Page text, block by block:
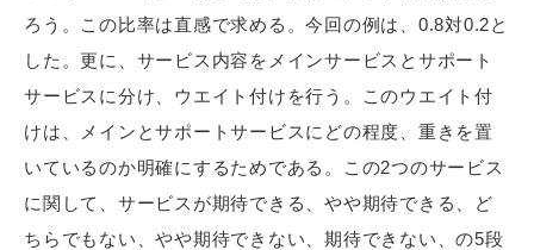
ろう。この比率は直感で求める。今回の例は、0.8対0.2と
した。更に、サービス内容をメインサービスとサポート
サービスに分け、ウエイト付けを行う。このウエイト付
けは、メインとサポートサービスにどの程度、重きを置
いているのか明確にするためである。この2つのサービス
に関して、サービスが期待できる、やや期待できる、ど
ちらでもない、やや期待できない、期待できない、の5段